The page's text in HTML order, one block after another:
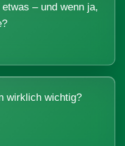
– und wenn ja,
wirklich wichtig?